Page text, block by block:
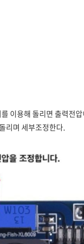
이용해 돌리면 출력전
리며 세부조정한다.